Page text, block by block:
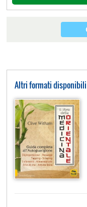
Altri formati disponibili